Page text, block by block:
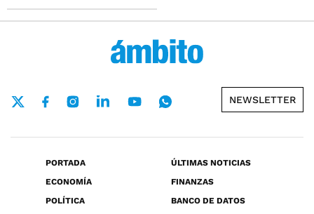
NEWSLETTER
PORTADA
ÚLTIMAS NOTICIAS
ECONOMÍA
FINANZAS
POLÍTICA
BANCO DE DATOS